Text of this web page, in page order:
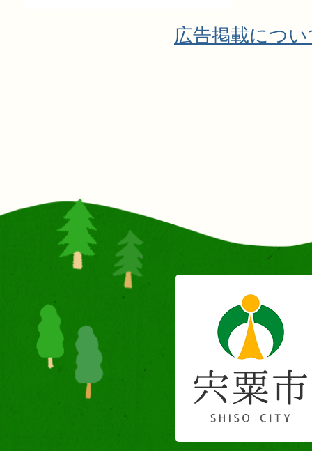
広告掲載につ